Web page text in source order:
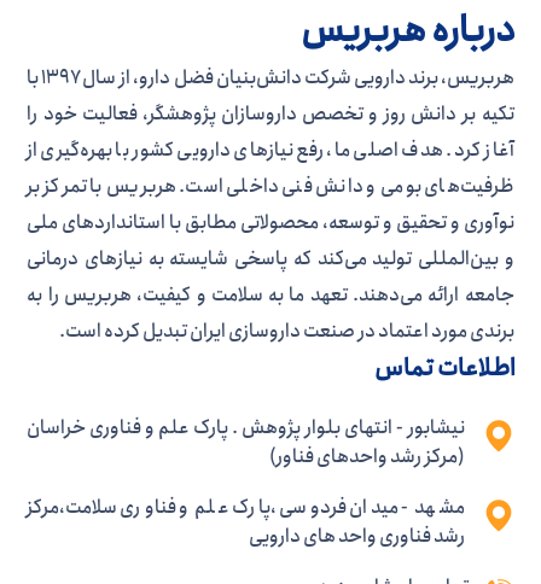
درباره هربریس
هربریس، برند دارویی شرکت دانش‌بنیان فضل دارو، از سال ۱۳۹۷ با
تکیه بر دانش روز و تخصص داروسازان پژوهشگر، فعالیت خود را
آغاز کرد. هدف اصلی ما، رفع نیازهای دارویی کشور با بهره‌گیری از
ظرفیت‌های بومی و دانش فنی داخلی است. هربریس با تمرکز بر
نوآوری و تحقیق و توسعه، محصولاتی مطابق با استانداردهای ملی
و بین‌المللی تولید می‌کند که پاسخی شایسته به نیازهای درمانی
جامعه ارائه می‌دهند. تعهد ما به سلامت و کیفیت، هربریس را به
برندی مورد اعتماد در صنعت داروسازی ایران تبدیل کرده است.
اطلاعات تماس
نیشابور - انتهای بلوار پژوهش . پارک علم و فناوری خراسان
(مرکز رشد واحدهای فناور)
مشهد - میدان فردوسی ،پارک علم و فناوری سلامت،مرکز
رشد فناوری واحد های دارویی